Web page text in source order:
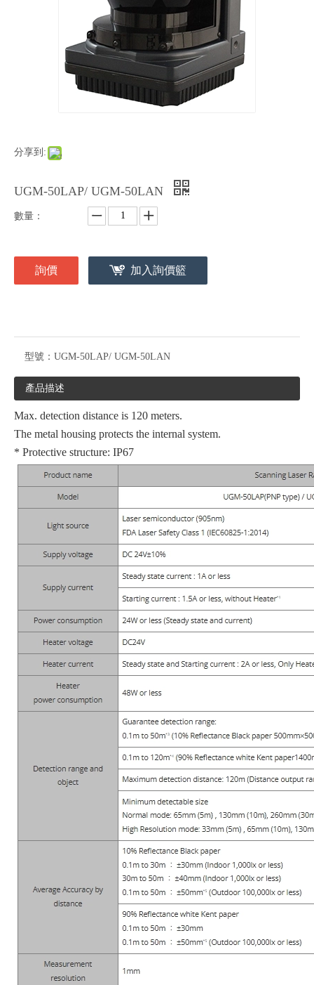
分享到:
UGM-50LAP/ UGM-50LAN
數量：
詢價 加入詢價籃
型號： UGM-50LAP/ UGM-50LAN
產品描述
Max. detection distance is 120 meters.
The metal housing protects the internal system.
* Protective structure: IP67